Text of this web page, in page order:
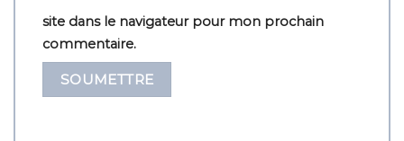
site dans le navigateur pour mon prochain
commentaire.